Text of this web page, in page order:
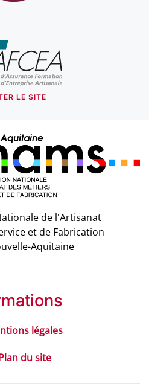
LE SITE
de l'Artisanat
et de Fabrication
Aquitaine
légales
du site